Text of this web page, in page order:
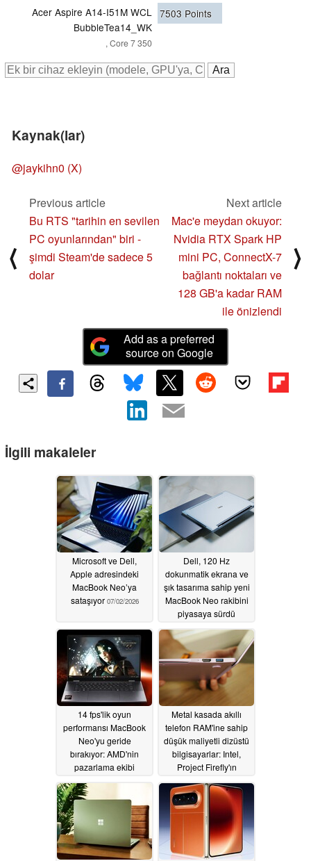
Acer Aspire A14-I51M WCL
BubbleTea14_WK
, Core 7 350
7503 Points
Kaynak(lar)
@jaykihn0 (X)
⟨
Previous article
Bu RTS "tarihin en sevilen
PC oyunlarından" biri -
şimdi Steam'de sadece 5
dolar
Next article
Mac'e meydan okuyor:
Nvidia RTX Spark HP
mini PC, ConnectX-7
bağlantı noktaları ve
128 GB'a kadar RAM
ile önizlendi
⟩
Add as a preferred
source on Google
İlgili makaleler
Microsoft ve Dell,
Apple adresindeki
MacBook Neo’ya
sataşıyor 07/02/2026
Dell, 120 Hz
dokunmatik ekrana ve
şık tasarıma sahip yeni
MacBook Neo rakibini
piyasaya sürdü
06/18/2026
14 fps'lik oyun
performansı MacBook
Neo'yu geride
bırakıyor: AMD'nin
pazarlama ekibi
bulunuyor Apple
Metal kasada akıllı
telefon RAM'ine sahip
düşük maliyetli dizüstü
bilgisayarlar: Intel,
Project Firefly'ın
06/11/2026